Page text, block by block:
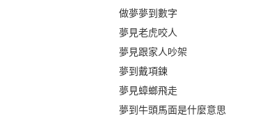
做夢夢到數字
夢見老虎咬人
夢見跟家人吵架
夢到戴項鍊
夢見蟑螂飛走
夢到牛頭馬面是什麼意思